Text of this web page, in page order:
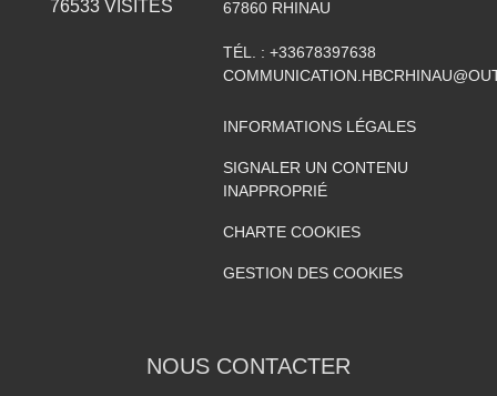
76533VISITES
67860 RHINAU
TÉL. : +33678397638
INFORMATIONS LÉGALES
SIGNALER UN CONTENU
INAPPROPRIÉ
CHARTE COOKIES
GESTION DES COOKIES
NOUS CONTACTER